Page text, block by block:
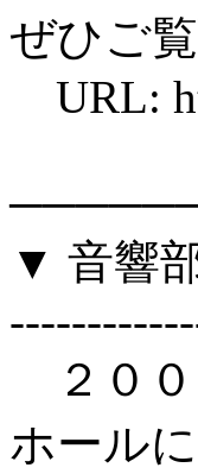
ぜひご
URL:
▼ 音響
２００
ホール